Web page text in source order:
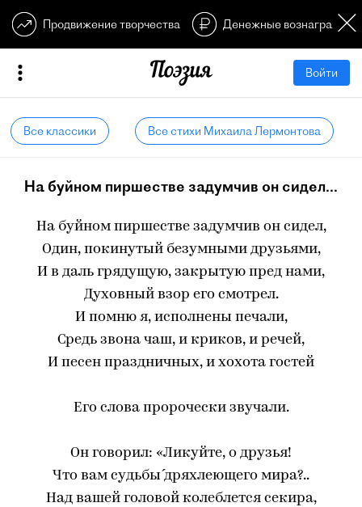
Продвижение творчества Денежные
Войти
Все классики Все стихи Михаила Лермонтова
На буйном пиршестве задумчив он сидел...
На буйном пиршестве задумчив он сидел,
Один, покинутый безумными друзьями,
И в даль грядущую, закрытую пред нами,
‎Духовный взор его смотрел.
И помню я, исполнены печали,
‎Средь звона чаш, и криков, и речей,
‎И песен праздничных, и хохота гостей
‎Его слова пророчески звучали.
Он говорил: «Ликуйте, о друзья!
Что вам судьбы́ дряхлеющего мира?..
Над вашей головой колеблется секира,